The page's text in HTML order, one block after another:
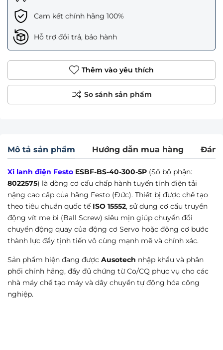
Cam kết chính hãng 100%
Hỗ trợ đổi trả, bảo hành
Thêm vào yêu thích
Mô tả sản phẩm Hướng dẫn mua hàng
Xi lanh điện Festo ESBF-BS-40-300-5P (Số bộ phận:
8022575) là dòng cơ cấu chấp hành tuyến tính điện tải
nặng cao cấp của hãng Festo (Đức). Thiết bị được chế tạo
theo tiêu chuẩn quốc tế ISO 15552, sử dụng cơ cấu truyền
động vít me bi (Ball Screw) siêu mịn giúp chuyển đổi
chuyển động quay của động cơ Servo hoặc động cơ bước
thành lực đẩy tịnh tiến vô cùng mạnh mẽ và chính xác.
Sản phẩm hiện đang được Ausotech nhập khẩu và phân
phối chính hãng, đầy đủ chứng từ Co/CQ phục vụ cho các
nhà máy chế tạo máy và dây chuyền tự động hóa công
nghiệp.